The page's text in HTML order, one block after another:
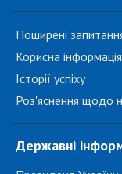
Поширені
Корисна
Історії успіху
Роз'яснення щодо
Державні